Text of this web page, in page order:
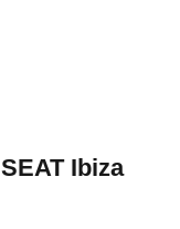
SEAT Ibiza